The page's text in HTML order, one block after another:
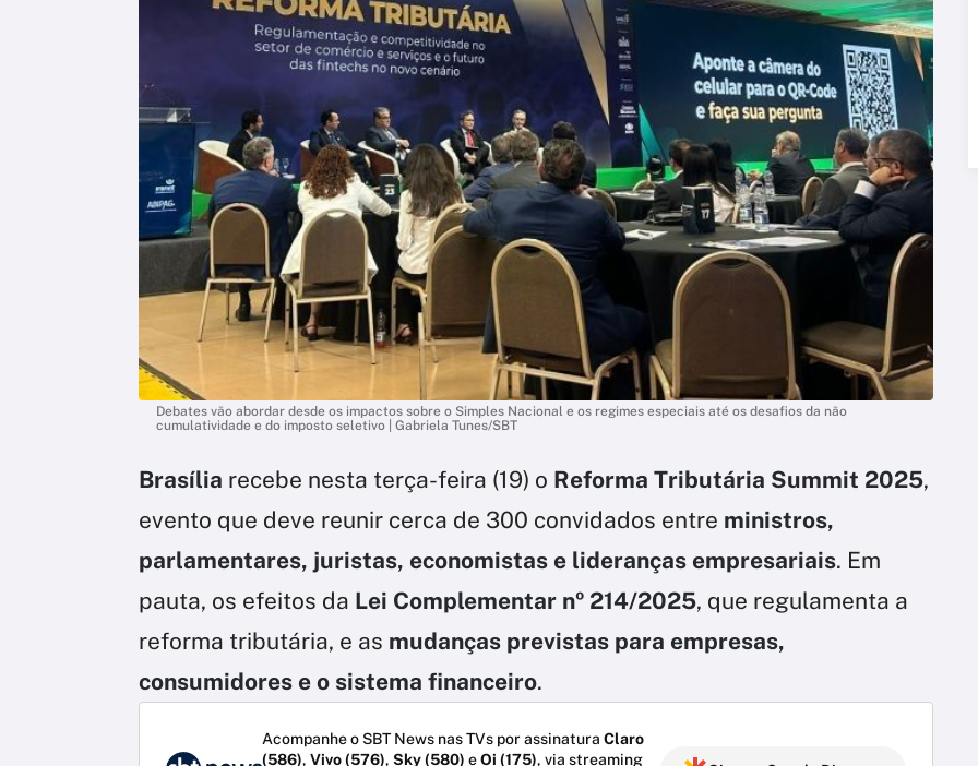
Debates vão abordar desde os impactos sobre o Simples Nacional e os regimes especiais até os desafios da não
cumulatividade e do imposto seletivo | Gabriela Tunes/SBT
Brasília recebe nesta terça-feira (19) o Reforma Tributária Summit 2025,
evento que deve reunir cerca de 300 convidados entre ministros,
parlamentares, juristas, economistas e lideranças empresariais. Em
pauta, os efeitos da Lei Complementar nº 214/2025, que regulamenta a
reforma tributária, e as mudanças previstas para empresas,
consumidores e o sistema financeiro.
Acompanhe o SBT News nas TVs por assinatura Claro
(586), Vivo (576), Sky (580) eOi (175), via streaming